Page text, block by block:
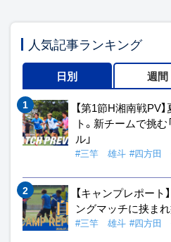
人気記事ランキング
日別 週間
【第1節H湘南戦PV
ト。新チームで挑
ル」
#三竿 雄斗 #四方田
【キャンプレポー
ングマッチに挟ま
#三竿 雄斗 #四方田